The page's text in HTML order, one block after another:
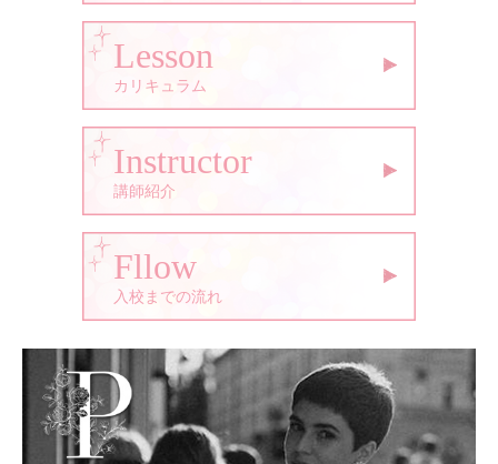
Lesson
カリキュラム
Instructor
講師紹介
Fllow
入校までの流れ